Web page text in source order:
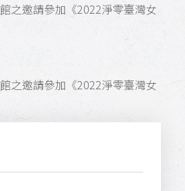
之邀請參加《2022淨零臺灣女
之邀請參加《2022淨零臺灣女